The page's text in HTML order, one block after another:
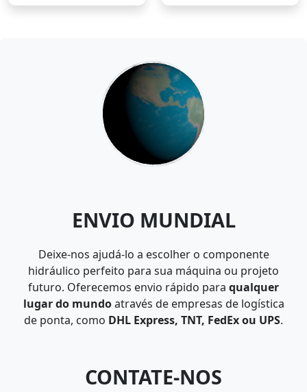
ENVIO MUNDIAL
Deixe-nos ajudá-lo a escolher o componente
hidráulico perfeito para sua máquina ou projeto
futuro. Oferecemos envio rápido para qualquer
lugar do mundoatravés de empresas de logística
de ponta, como DHL Express, TNT, FedEx ou UPS.
CONTATE-NOS